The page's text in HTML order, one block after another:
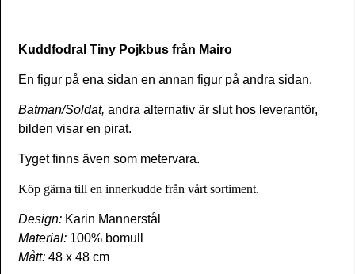
Kuddfodral Tiny Pojkbus från Mairo
En figur på ena sidan en annan figur på andra sidan.
Batman/Soldat, andra alternativ är slut hos leverantör,
bilden visar en pirat.
Tyget finns även som metervara.
Köp gärna till en innerkudde från vårt sortiment.
Design: Karin Mannerstål
Material: 100% bomull
Mått: 48 x 48 cm